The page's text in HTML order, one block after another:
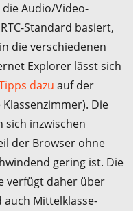
Audio/Video-
Standard basiert,
die verschiedenen
Explorer lässt sich
dazu auf der
Die
sich inzwischen
der Browser ohne
gering ist. Die
verfügt daher über
Mittelklasse-